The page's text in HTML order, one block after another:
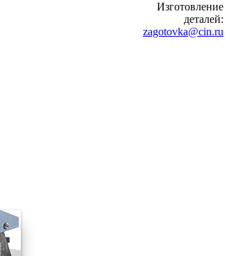
Изготовление
деталей:
zagotovka@cin.ru